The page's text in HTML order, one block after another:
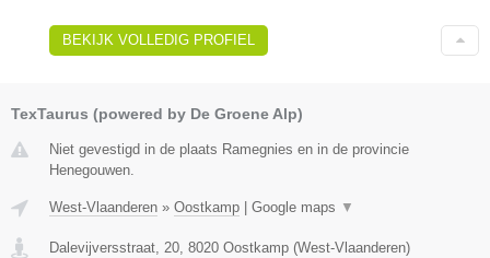
BEKIJK VOLLEDIG PROFIEL
TexTaurus (powered by De Groene Alp)
Niet gevestigd in de plaats Ramegnies en in de provincie
Henegouwen.
West-Vlaanderen » Oostkamp Google maps ▼
Dalevijversstraat, 20, 8020 Oostkamp (West-Vlaanderen)